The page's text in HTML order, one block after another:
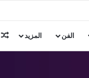
الحديثة.
الفن المزيد